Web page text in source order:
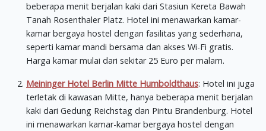
beberapa menit berjalan kaki dari Stasiun Kereta Bawah
Tanah Rosenthaler Platz. Hotel ini menawarkan kamar-
kamar bergaya hostel dengan fasilitas yang sederhana,
seperti kamar mandi bersama dan akses Wi-Fi gratis.
Harga kamar mulai dari sekitar 25 Euro per malam.
Meininger Hotel Berlin Mitte Humboldthaus: Hotel ini juga
terletak di kawasan Mitte, hanya beberapa menit berjalan
kaki dari Gedung Reichstag dan Pintu Brandenburg. Hotel
ini menawarkan kamar-kamar bergaya hostel dengan